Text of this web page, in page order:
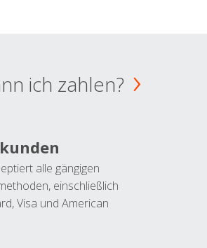
ich zahlen?
alle gängigen
einschließlich
Visa und American